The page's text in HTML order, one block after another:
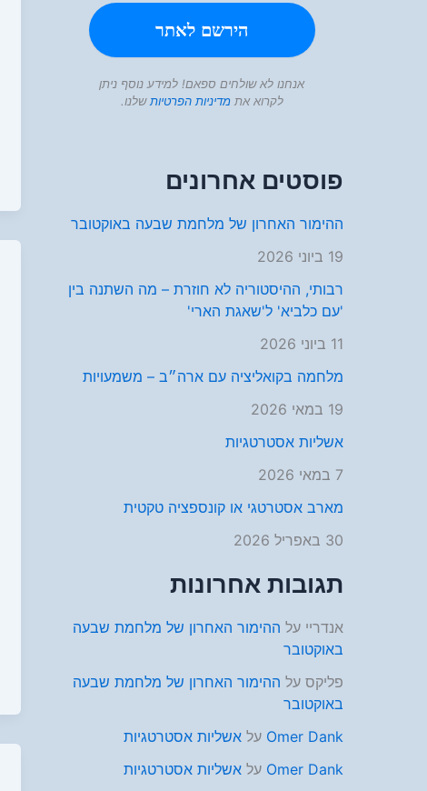
אנחנו לא שולחים ספאם! למידע נוסף ניתן
לקרוא אתמדיניות הפרטיותשלנו.
פוסטים אחרונים
ההימור האחרון של מלחמת שבעה באוקטובר
19 ביוני 2026
רבותי, ההיסטוריה לא חוזרת – מה השתנה בין
'עם כלביא' ל'שאגת הארי'
11 ביוני 2026
מלחמה בקואליציה עם ארה״ב – משמעויות
19 במאי 2026
אשליות אסטרטגיות
7 במאי 2026
מארב אסטרטגי או קונספציה טקטית
30 באפריל 2026
תגובות אחרונות
אנדריי על ההימור האחרון של מלחמת שבעה
באוקטובר
פליקס על ההימור האחרון של מלחמת שבעה
באוקטובר
Omer Dank על אשליות אסטרטגיות
Omer Dank על אשליות אסטרטגיות